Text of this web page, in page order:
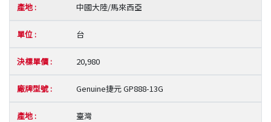
中國大陸/馬來西亞
台
20,980
Genuine捷元 GP888-13G
臺灣